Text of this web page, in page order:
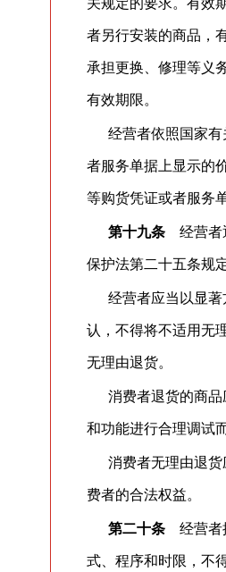
关规定的要求。有效
者另行安装的商品，
承担更换、修理等义
有效期限。
经营者依照国家
者服务单据上显示的
等购货凭证或者服务
第十九条 经营者
保护法第二十五条规
经营者应当以显
认，不得将不适用无
无理由退货。
消费者退货的商
和功能进行合理调试
消费者无理由退
费者的合法权益。
第二十条 经营者
式、程序和时限，不